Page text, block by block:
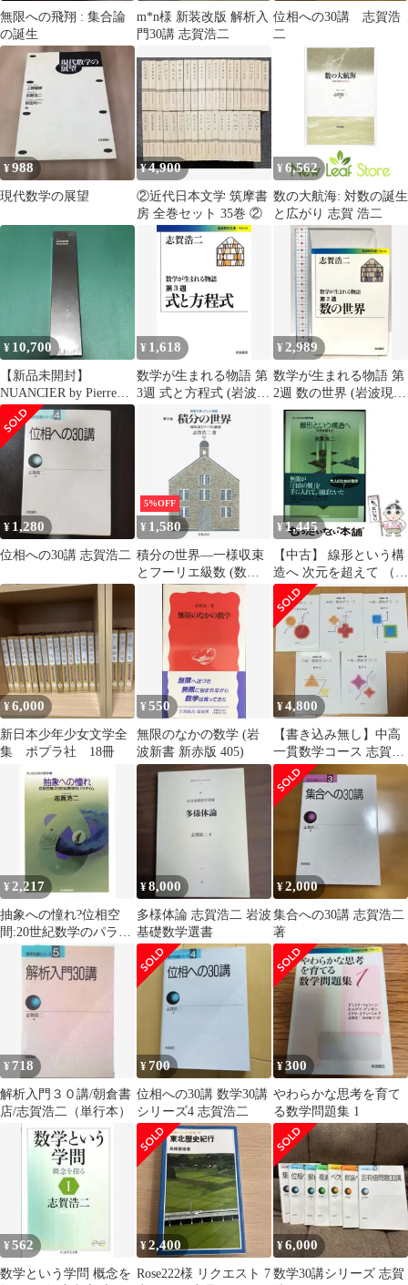
無限への飛翔 : 集合論
の誕生
m*n様 新装改版 解析入
門30講 志賀浩二
位相への30講 志賀浩
二
¥988
現代数学の展望
¥4,900
②近代日本文学 筑摩書
房 全巻セット 35巻 ②
¥ 6,562
数の大航海: 対数の誕生
と広がり 志賀 浩二
¥ 10,700
【新品未開封】
NUANCIER by Pierre
David
¥ 1,618
数学が生まれる物語 第
3週 式と方程式 (岩波現
代文庫)／志賀 浩二
¥ 2,989
数学が生まれる物語 第
2週 数の世界 (岩波現代
文庫) 岩波書店 志賀 浩
二
¥ 1,280
位相への30講 志賀浩二
5%OFF
¥ 1,580
積分の世界―一様収束
とフーリエ級数 (数学
が育っていく物語―第3
週) 志賀 浩二
¥ 1,445
【中古】 線形という構
造へ 次元を超えて （大
人のための数学） / 志
賀 浩二 / 紀伊国屋書店
¥6,000
新日本少年少女文学全
集 ポプラ社 18冊
¥550
無限のなかの数学 (岩
波新書 新赤版 405)
¥4,800
【書き込み無し】中高
一貫数学コース 志賀浩
二 5冊セット
¥ 2,217
抽象への憧れ?位相空
間:20世紀数学のパラダ
イム (大人のための数
学 5)／志賀 浩二
¥8,000
多様体論 志賀浩二 岩波
基礎数学選書
¥2,000
集合への30講 志賀浩二
著
¥ 718
解析入門３０講/朝倉書
店/志賀浩二（単行本）
¥700
位相への30講 数学30講
シリーズ4 志賀浩二
¥300
やわらかな思考を育て
る数学問題集 1
¥562
数学という学問 概念を
¥2,400
Rose222様 リクエスト 7
¥6,000
数学30講シリーズ 志賀